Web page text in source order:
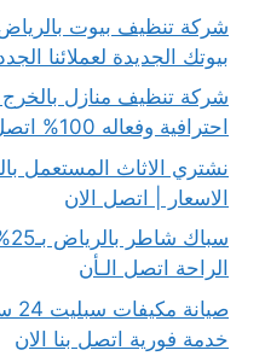
بيوتك الجديدة لعملائنا
احترافية وفعاله 100% اتصل بنا الان
الاسعار | اتصل الان
الراحة اتصل الـأن
خدمة فورية اتصل بنا الان